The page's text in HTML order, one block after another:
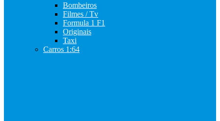
Bombeiros
Filmes / Tv
Formula 1 F1
Originais
Taxi
Carros 1:64